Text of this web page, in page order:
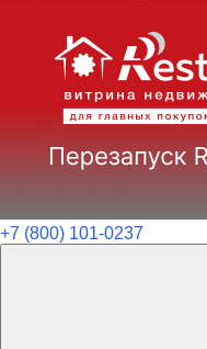
+7 (800) 101-0237